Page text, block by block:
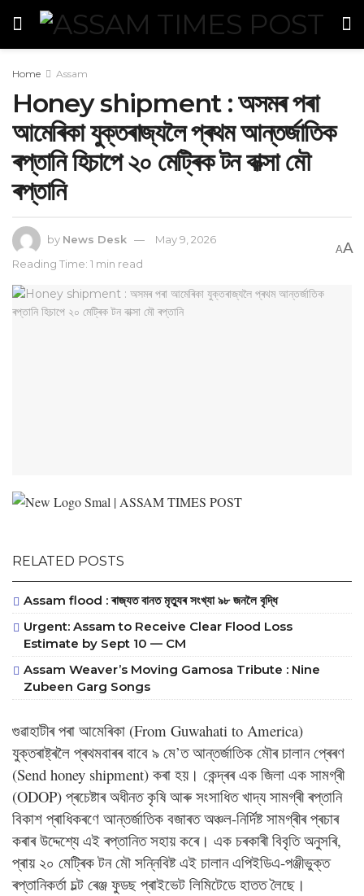
Home Assam
‎Honey shipment : অসমৰ পৰা
আমেৰিকা যুক্তৰাজ্যলৈ প্ৰথম আন্তৰ্জাতিক
ৰপ্তানি হিচাপে ২০ মেট্ৰিক টন বাক্সা মৌ
ৰপ্তানি
by News Desk
May 9, 2026
Reading Time: 1 min read
AA
RELATED POSTS
Assam flood : ৰাজ্যত বানত মৃত্যুৰ সংখ্যা ৯৮ জনলৈ বৃদ্ধি
Urgent: Assam to Receive Clear Flood Loss
Estimate by Sept 10 — CM
Assam Weaver’s Moving Gamosa Tribute : Nine
Zubeen Garg Songs
গুৱাহাটীৰ পৰা আমেৰিকা (From Guwahati to America)
যুক্তৰাষ্ট্ৰলৈ প্ৰথমবাৰৰ বাবে ৯ মে’ত আন্তৰ্জাতিক মৌৰ চালান প্ৰেৰণ
(Send honey shipment) কৰা হয়। কেন্দ্ৰৰ এক জিলা এক সামগ্ৰী
(ODOP) প্ৰচেষ্টাৰ অধীনত কৃষি আৰু সংসাধিত খাদ্য সামগ্ৰী ৰপ্তানি
বিকাশ প্ৰাধিকৰণে আন্তৰ্জাতিক বজাৰত অঞ্চল-নিৰ্দিষ্ট সামগ্ৰীৰ প্ৰচাৰ
কৰাৰ উদ্দেশ্যে এই ৰপ্তানিত সহায় কৰে। এক চৰকাৰী বিবৃতি অনুসৰি,
প্ৰায় ২০ মেট্ৰিক টন মৌ সন্নিবিষ্ট এই চালান এপিইডিএ-পঞ্জীভুক্ত
ৰপ্তানিকৰ্তা চল্ট ৰেঞ্জ ফুডছ প্ৰাইভেট লিমিটেডে হাতত লৈছে।